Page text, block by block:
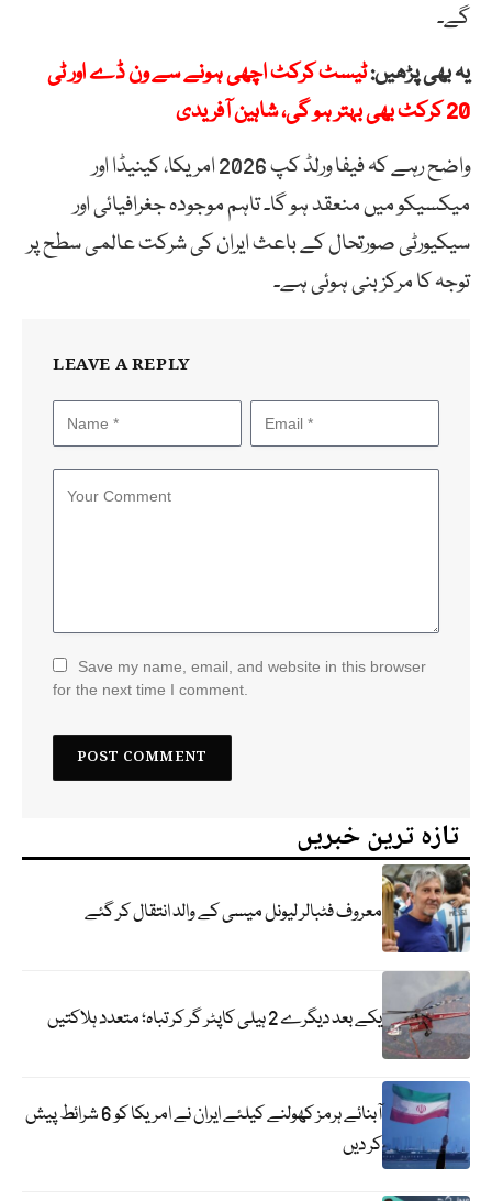
گے۔
یہ بھی پڑھیں:ٹیسٹ کرکٹ اچھی ہونے سے ون ڈے اور ٹی
20 کرکٹ بھی بہتر ہو گی، شاہین آفریدی
واضح رہے کہ فیفا ورلڈ کپ 2026 امریکا، کینیڈا اور
میکسیکو میں منعقد ہو گا۔ تاہم موجودہ جغرافیائی اور
سیکیورٹی صورتحال کے باعث ایران کی شرکت عالمی سطح پر
توجہ کا مرکز بنی ہوئی ہے۔
LEAVE A REPLY
Save my name, email, and website in this browser
for the next time I comment.
تازہ ترین خبریں
معروف فٹبالر لیونل میسی کے والد انتقال کر گئے
یکے بعد دیگرے 2 ہیلی کاپٹر گر کر تباہ؛ متعدد ہلاکتیں
آبنائے ہرمز کھولنے کیلئے ایران نے امریکا کو 6 شرائط پیش
کر دیں